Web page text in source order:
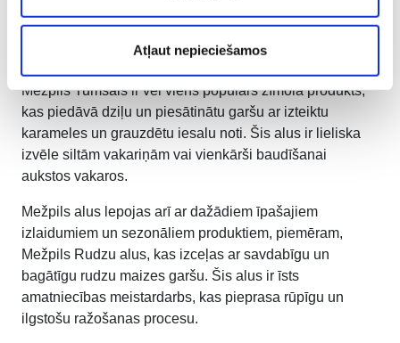
Atļaut nepieciešamos
garšu ar nelielu rūgtuma piesitienu. Tā ir ideāla izvēle
vēlaties baudīt augstākās kvalitātes alu.
Mežpils Tumšais ir vēl viens populārs zīmola produkts,
kas piedāvā dziļu un piesātinātu garšu ar izteiktu
karameles un grauzdētu iesalu noti. Šis alus ir lieliska
izvēle siltām vakariņām vai vienkārši baudīšanai
aukstos vakaros.
Mežpils alus lepojas arī ar dažādiem īpašajiem
izlaidumiem un sezonāliem produktiem, piemēram,
Mežpils Rudzu alus, kas izceļas ar savdabīgu un
bagātīgu rudzu maizes garšu. Šis alus ir īsts
amatniecības meistardarbs, kas pieprasa rūpīgu un
ilgstošu ražošanas procesu.